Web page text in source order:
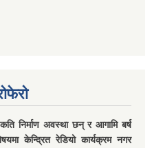
निर्माण अवस्था छन् र आगामि बर्ष
केन्द्रित रेडियो कार्यक्रम नगर